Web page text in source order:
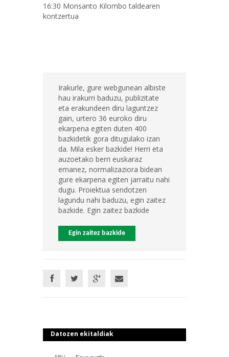
16:30 Monsanto Kilombo taldearen
kontzertua
Irakurle, gure webgunean albiste
hau irakurri baduzu, publizitate
eta erakundeen diru laguntzez
gain, urtero 36 euroko diru
ekarpena egiten duten 400
bazkidetik gora ditugulako izan
da. Mila esker bazkide! Herri eta
auzoetako berri euskaraz
emanez, normalizaziora bidean
gure ekarpena egiten jarraitu nahi
dugu. Proiektua sendotzen
lagundu nahi baduzu, egin zaitez
bazkide. Egin zaitez bazkide
Egin zaitez bazkide
Datozen ekitaldiak